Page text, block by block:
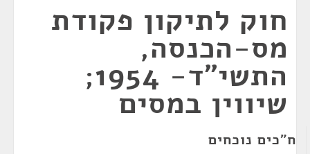
חוק לתיקון פקודת
מס-הכנסה,
התשי"ד- 1954;
שיווין במסים
ח"כים נוכחים